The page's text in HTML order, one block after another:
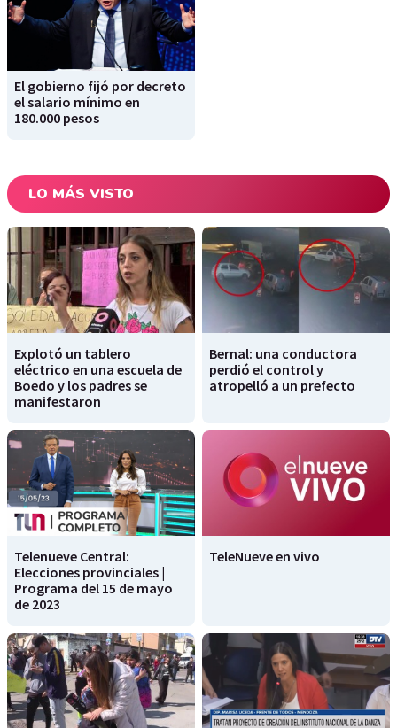
El gobierno fijó por decreto
el salario mínimo en
180.000 pesos
LO MÁS VISTO
Explotó un tablero
eléctrico en una escuela de
Boedo y los padres se
manifestaron
Bernal: una conductora
perdió el control y
atropelló a un prefecto
Telenueve Central:
Elecciones provinciales |
Programa del 15 de mayo
de 2023
TeleNueve en vivo